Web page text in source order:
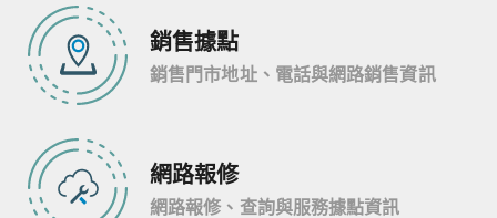
銷售據點
銷售門市地址、電話與網路銷售資訊
網路報修
網路報修、查詢與服務據點資訊